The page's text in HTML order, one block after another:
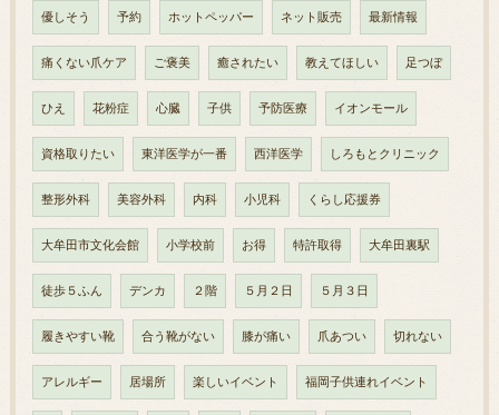
優しそう 予約 ホットペッパー ネット販売 最新情報
痛くない爪ケア ご褒美 癒されたい 教えてほしい 足つぼ
ひえ 花粉症 心臓 子供 予防医療 イオンモール
資格取りたい 東洋医学が一番 西洋医学 しろもとクリニック
整形外科 美容外科 内科 小児科 くらし応援券
大牟田市文化会館 小学校前 お得 特許取得 大牟田裏駅
徒歩５ふん デンカ ２階 ５月２日 ５月３日
履きやすい靴 合う靴がない 膝が痛い 爪あつい 切れない
アレルギー 居場所 楽しいイベント 福岡子供連れイベント